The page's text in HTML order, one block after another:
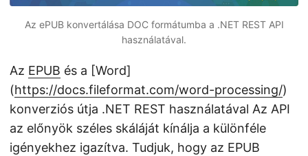
Az ePUB konvertálása DOC formátumba a .NET REST API
használatával.
Az EPUB és a [Word]
(https://docs.fileformat.com/word-processing/)
konverziós útja .NET REST használatával Az API
az előnyök széles skáláját kínálja a különféle
igényekhez igazítva. Tudjuk, hogy az EPUB